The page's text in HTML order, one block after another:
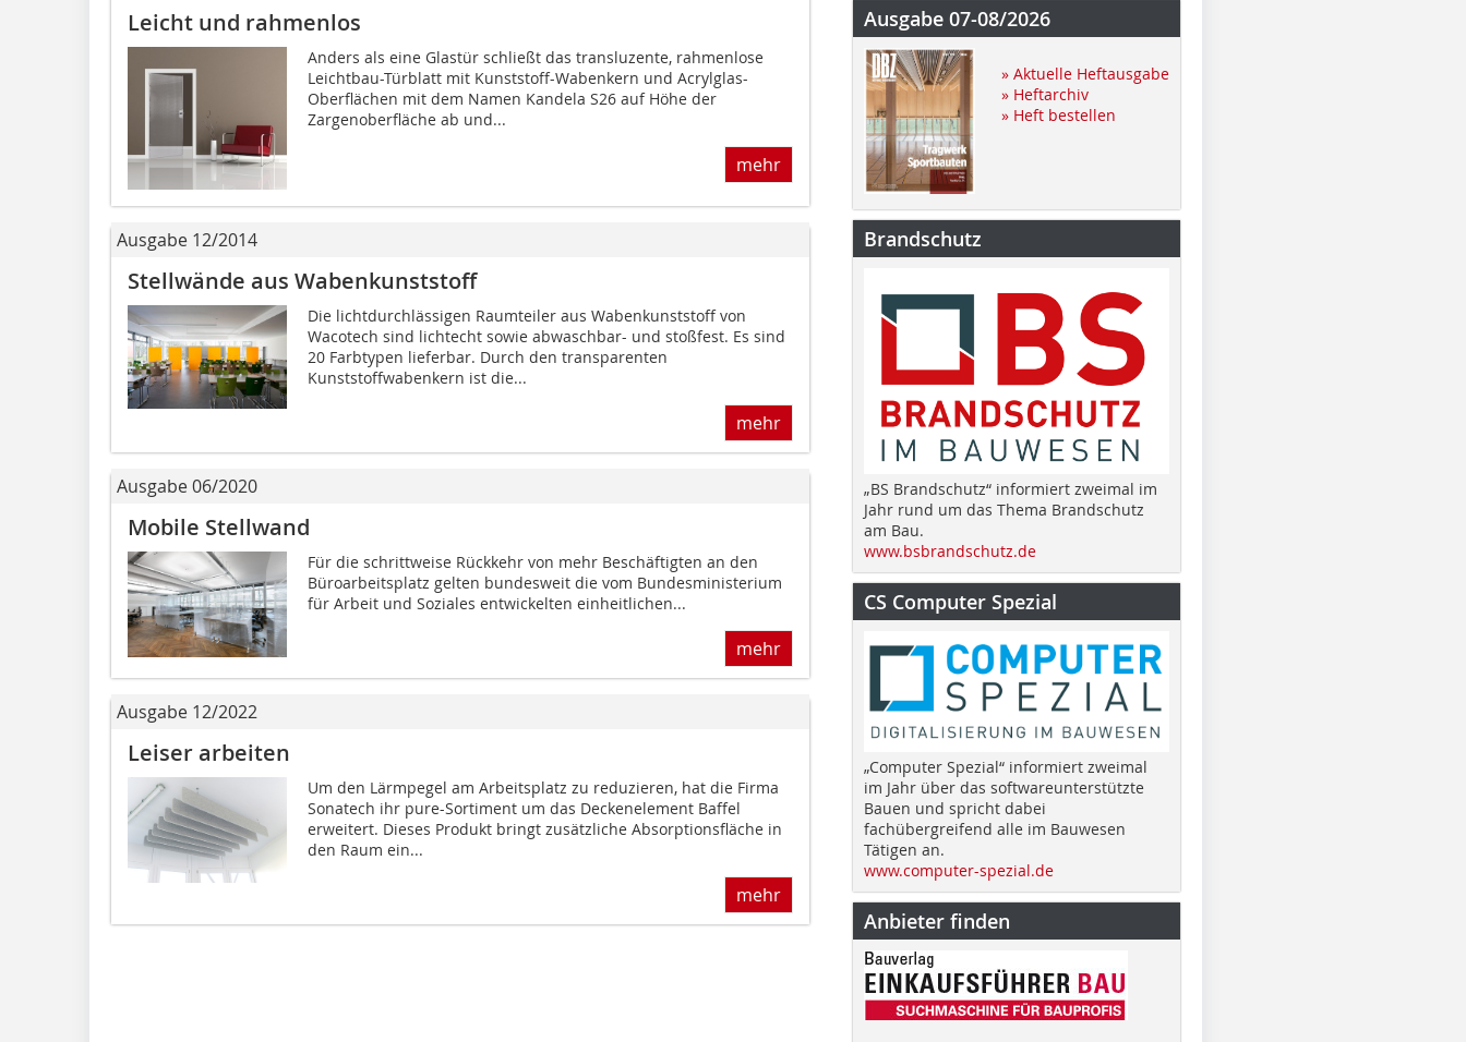
Leicht und rahmenlos
Anders als eine Glastür schließt das transluzente, rahmenlose
Leichtbau-Türblatt mit Kunststoff-Wabenkern und Acrylglas-
Oberflächen mit dem Namen Kandela S26 auf Höhe der
Zargenoberfläche ab und...
mehr
Ausgabe 12/2014
Stellwände aus Wabenkunststoff
Die lichtdurchlässigen Raumteiler aus Wabenkunststoff von
Wacotech sind lichtecht sowie abwaschbar- und stoßfest. Es sind
20 Farbtypen lieferbar. Durch den transparenten
Kunststoffwabenkern ist die...
mehr
Ausgabe 06/2020
Mobile Stellwand
Für die schrittweise Rückkehr von mehr Beschäftigten an den
Büroarbeitsplatz gelten bundesweit die vom Bundesministerium
für Arbeit und Soziales entwickelten einheitlichen...
mehr
Ausgabe 12/2022
Leiser arbeiten
Um den Lärmpegel am Arbeitsplatz zu reduzieren, hat die Firma
Sonatech ihr pure-Sortiment um das Deckenelement Baffel
erweitert. Dieses Produkt bringt zusätzliche Absorptionsfläche in
den Raum ein...
mehr
Ausgabe 07-08/2026
» Aktuelle Heftausgabe
» Heftarchiv
» Heft bestellen
Brandschutz
„BS Brandschutz“ informiert zweimal im
Jahr rund um das Thema Brandschutz
am Bau.
www.bsbrandschutz.de
CS Computer Spezial
„Computer Spezial“ informiert zweimal
im Jahr über das softwareunterstützte
Bauen und spricht dabei
fachübergreifend alle im Bauwesen
Tätigen an.
www.computer-spezial.de
Anbieter finden